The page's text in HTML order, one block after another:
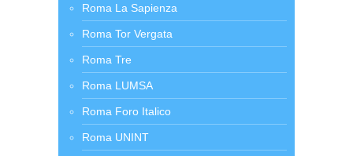
Roma La Sapienza
Roma Tor Vergata
Roma Tre
Roma LUMSA
Roma Foro Italico
Roma UNINT